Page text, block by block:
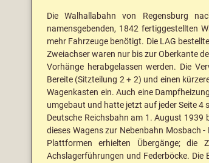
Die Walhallabahn von Regensburg
namensgebenden, 1842 fertiggestellten
mehr Fahrzeuge benötigt. Die LAG
Zweiachser waren nur bis zur Oberkante
Vorhänge herabgelassen werden. Die
Bereite (Sitzteilung 2 + 2) und einen
Wagenkasten ein. Auch eine
umgebaut und hatte jetzt auf jeder Seite 4
Deutsche Reichsbahn am 1. August 1939
dieses Wagens zur Nebenbahn Mosbach
Plattformen erhielten Übergänge; die
Achslagerführungen und Federböcke.